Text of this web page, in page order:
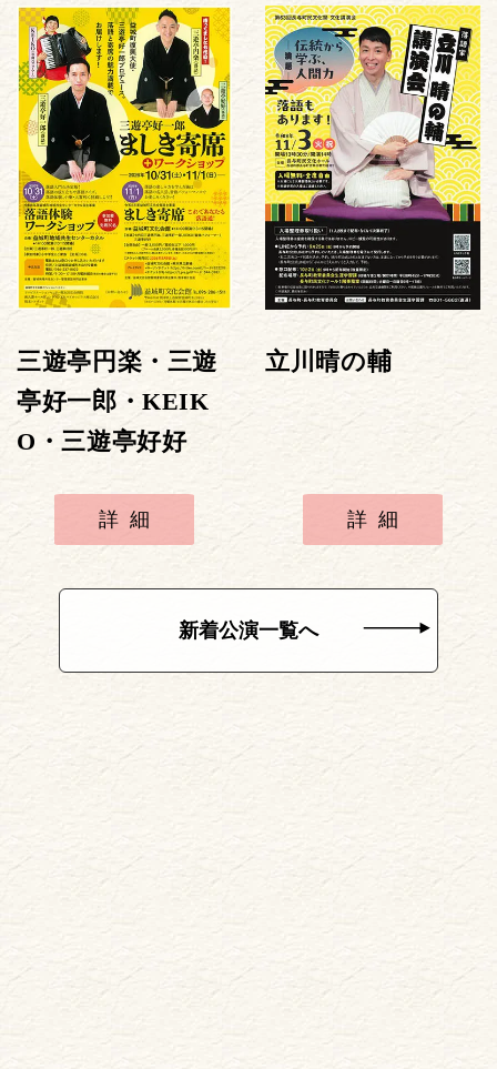
三遊亭円楽・三遊
亭好一郎・KEIK
O・三遊亭好好
詳細
立川晴の輔
詳細
新着公演一覧へ